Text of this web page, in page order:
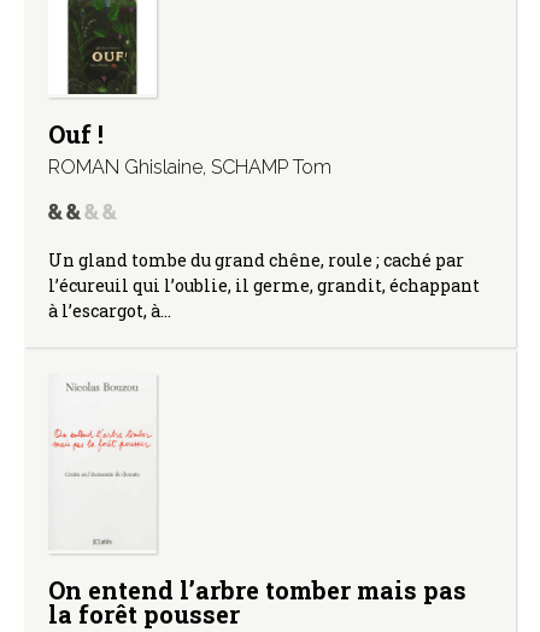
Ouf !
ROMAN Ghislaine, SCHAMP Tom
Un gland tombe du grand chêne, roule ; caché par
l’écureuil qui l’oublie, il germe, grandit, échappant
à l’escargot, à…
On entend l’arbre tomber mais pas
la forêt pousser